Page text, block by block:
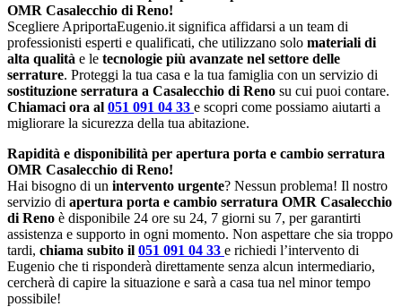
OMR Casalecchio di Reno!
Scegliere ApriportaEugenio.it significa affidarsi a un team di
professionisti esperti e qualificati, che utilizzano solo materiali di
alta qualità e le tecnologie più avanzate nel settore delle
serrature. Proteggi la tua casa e la tua famiglia con un servizio di
sostituzione serratura a Casalecchio di Reno su cui puoi contare.
Chiamaci ora al 051 091 04 33 e scopri come possiamo aiutarti a
migliorare la sicurezza della tua abitazione.
Rapidità e disponibilità per apertura porta e cambio serratura
OMR Casalecchio di Reno!
Hai bisogno di un intervento urgente? Nessun problema! Il nostro
servizio di apertura porta e cambio serratura OMR Casalecchio
di Reno è disponibile 24 ore su 24, 7 giorni su 7, per garantirti
assistenza e supporto in ogni momento. Non aspettare che sia troppo
tardi, chiama subito il 051 091 04 33 e richiedi l’intervento di
Eugenio che ti risponderà direttamente senza alcun intermediario,
cercherà di capire la situazione e sarà a casa tua nel minor tempo
possibile!